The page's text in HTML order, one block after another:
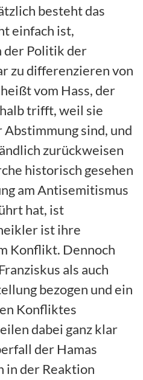
besteht das
einfach ist,
der Politik der
zu differenzieren von
vom Hass, der
trifft, weil sie
sind, und
zurückweisen
historisch gesehen
am Antisemitismus
hat, ist
ist ihre
Konflikt. Dennoch
als auch
bezogen und ein
Konfliktes
dabei ganz klar
der Hamas
in der Reaktion